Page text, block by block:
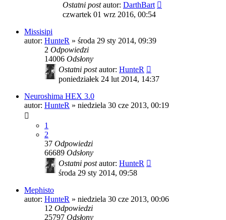
Ostatni postautor: DarthBart
czwartek 01 wrz 2016, 00:54
Missisipi
autor: HunteR » środa 29 sty 2014, 09:39
2 Odpowiedzi
14006 Odsłony
Ostatni postautor: HunteR
poniedziałek 24 lut 2014, 14:37
Neuroshima HEX 3.0
autor: HunteR » niedziela 30 cze 2013, 00:19
1
2
37 Odpowiedzi
66689 Odsłony
Ostatni postautor: HunteR
środa 29 sty 2014, 09:58
Mephisto
autor: HunteR » niedziela 30 cze 2013, 00:06
12 Odpowiedzi
25797 Odsłony